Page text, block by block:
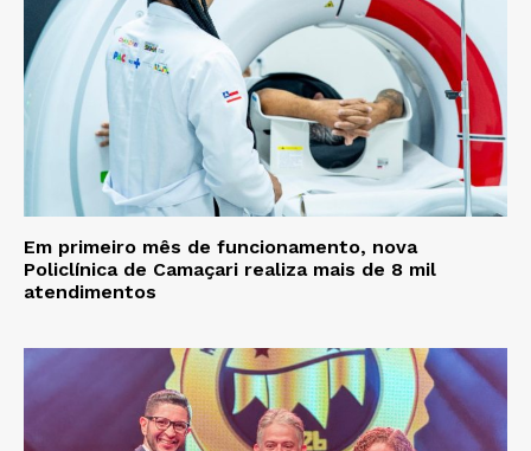
Em primeiro mês de funcionamento, nova
Policlínica de Camaçari realiza mais de 8 mil
atendimentos